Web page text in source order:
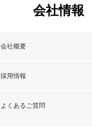
会社情報
会社概要
採用情報
よくあるご質問